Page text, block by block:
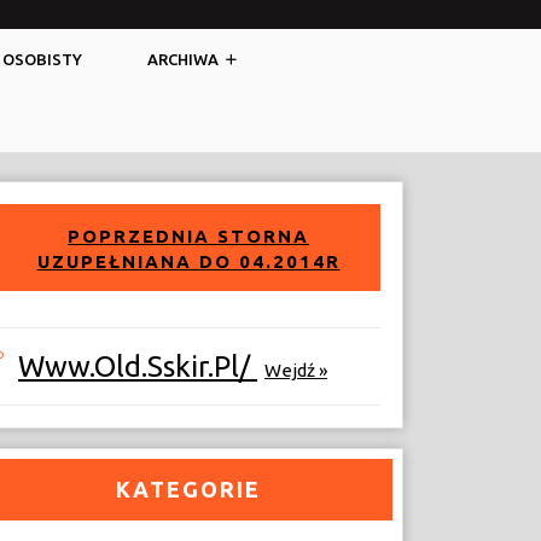
OSOBISTY ARCHIWA
POPRZEDNIA STORNA
UZUPEŁNIANA DO 04.2014R
Www.old.sskir.pl/ Wejdź »
KATEGORIE